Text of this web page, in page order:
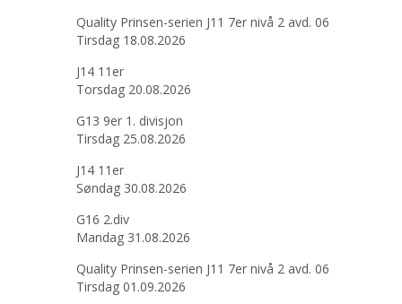
Quality Prinsen-serien J11 7er nivå 2 avd. 06
Tirsdag 18.08.2026
J14 11er
Torsdag 20.08.2026
G13 9er 1. divisjon
Tirsdag 25.08.2026
J14 11er
Søndag 30.08.2026
G16 2.div
Mandag 31.08.2026
Quality Prinsen-serien J11 7er nivå 2 avd. 06
Tirsdag 01.09.2026